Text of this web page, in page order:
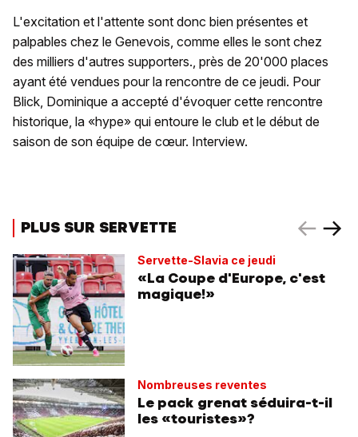
L'excitation et l'attente sont donc bien présentes et
palpables chez le Genevois, comme elles le sont chez
des milliers d'autres supporters., près de 20'000 places
ayant été vendues pour la rencontre de ce jeudi. Pour
Blick, Dominique a accepté d'évoquer cette rencontre
historique, la «hype» qui entoure le club et le début de
saison de son équipe de cœur. Interview.
PLUS SUR SERVETTE
Servette-Slavia ce jeudi
«La Coupe d'Europe, c'est
magique!»
Nombreuses reventes
Le pack grenat séduira-t-il
les «touristes»?